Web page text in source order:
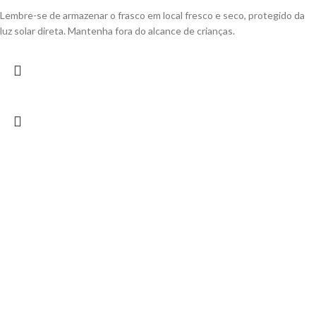
Lembre-se de armazenar o frasco em local fresco e seco, protegido da
luz solar direta. Mantenha fora do alcance de crianças.